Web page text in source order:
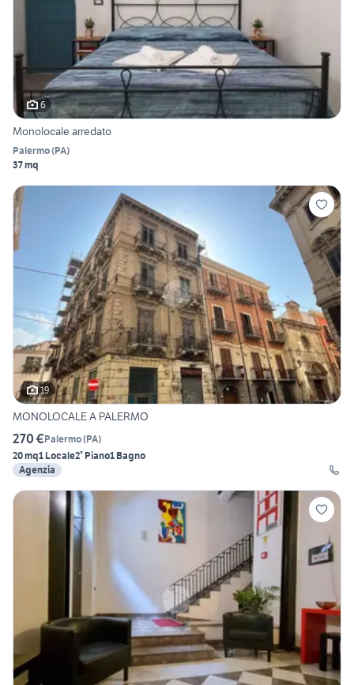
6
Monolocale arredato
Palermo(PA)
37 mq
19
MONOLOCALE A PALERMO
270 €Palermo(PA)
20 mq1 Locale2° Piano1 Bagno
Agenzia